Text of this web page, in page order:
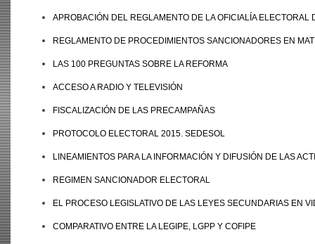
APROBACIÓN DEL REGLAMENTO DE LA OFICIALÍA
REGLAMENTO DE PROCEDIMIENTOS SANCIONADORES EN
LAS 100 PREGUNTAS SOBRE LA REFORMA
ACCESO A RADIO Y TELEVISIÓN
FISCALIZACIÓN DE LAS PRECAMPAÑAS
PROTOCOLO ELECTORAL 2015. SEDESOL
LINEAMIENTOS PARA LA INFORMACIÓN Y DIFUSIÓN DE LAS
REGIMEN SANCIONADOR ELECTORAL
EL PROCESO LEGISLATIVO DE LAS LEYES SECUNDARIAS EN
COMPARATIVO ENTRE LA LEGIPE, LGPP Y COFIPE